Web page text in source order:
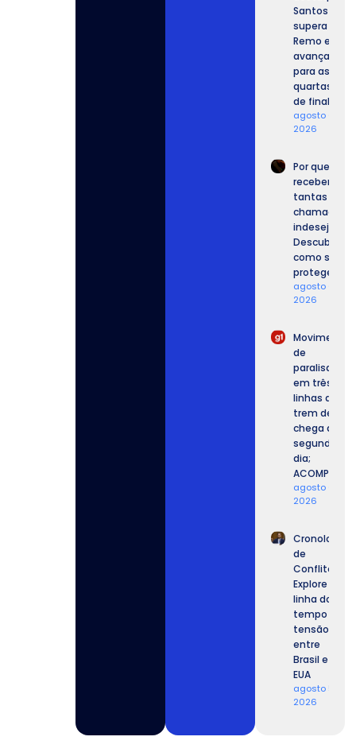
Santos
supera o
Remo e
avança
para as
quartas
de final.
agosto 6,
2026
Por que
recebemos
tantas
chamadas
Descubra
como se
proteger.
agosto 6,
2026
Movimento
de
paralisação
em três
linhas de
trem de SP
chega ao
segundo
dia;
ACOMPANHE.
agosto 6,
2026
Cronologia
de
Conflitos:
Explore a
linha do
tempo da
tensão
entre
Brasil e
EUA
agosto 5,
2026